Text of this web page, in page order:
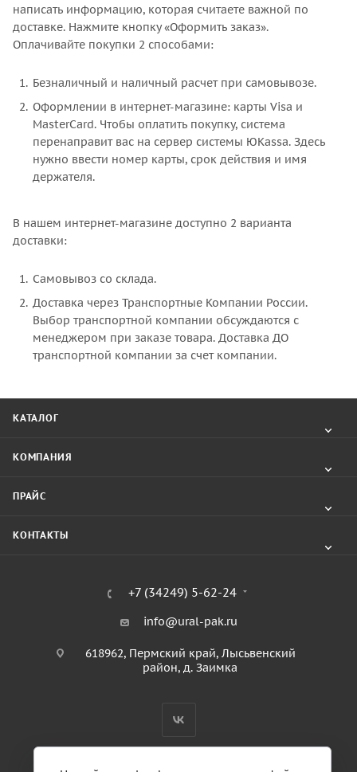
написать информацию, которая считаете важной по
доставке. Нажмите кнопку «Оформить заказ».
Оплачивайте покупки 2 способами:
Безналичный и наличный расчет при самовывозе.
Оформлении в интернет-магазине: карты Visa и
MasterCard. Чтобы оплатить покупку, система
перенаправит вас на сервер системы ЮKаssa. Здесь
нужно ввести номер карты, срок действия и имя
держателя.
В нашем интернет-магазине доступно 2 варианта
доставки:
Самовывоз со склада.
Доставка через Транспортные Компании России.
Выбор транспортной компании обсуждаются с
менеджером при заказе товара. Доставка ДО
транспортной компании за счет компании.
КАТАЛОГ
КОМПАНИЯ
ПРАЙС
КОНТАКТЫ
+7 (34249) 5-62-24
info@ural-pak.ru
618962, Пермский край, Лысьвенский
район, д. Заимка